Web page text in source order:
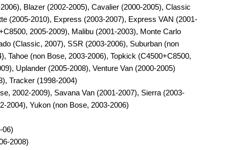
Blazer (2002-2005), Cavalier (2000-2005), Classic
(2005-2010), Express (2003-2007), Express VAN (2001-
2005-2009), Malibu (2001-2003), Monte Carlo
(Classic, 2007), SSR (2003-2006), Suburban (non
Tahoe (non Bose, 2003-2006), Topkick (C4500+C8500,
Uplander (2005-2008), Venture Van (2000-2005)
Tracker (1998-2004)
2002-2009), Savana Van (2001-2007), Sierra (2003-
2004), Yukon (non Bose, 2003-2006)
06)
2008)